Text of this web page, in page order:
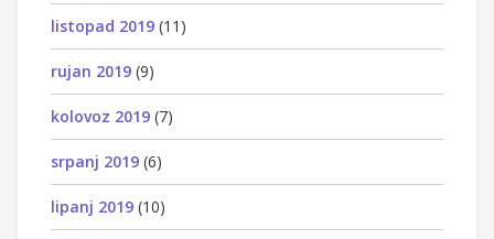
listopad 2019 (11)
rujan 2019 (9)
kolovoz 2019 (7)
srpanj 2019 (6)
lipanj 2019 (10)